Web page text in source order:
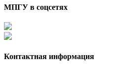
МПГУ в соцсетях
Контактная информация